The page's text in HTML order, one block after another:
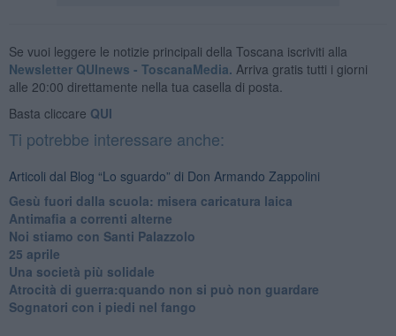
Se vuoi leggere le notizie principali della Toscana iscriviti alla
Newsletter QUInews - ToscanaMedia. Arriva gratis tutti i giorni
alle 20:00 direttamente nella tua casella di posta.
Basta cliccare QUI
Ti potrebbe interessare anche:
Articoli dal Blog “Lo sguardo” di Don Armando Zappolini
Gesù fuori dalla scuola: misera caricatura laica
Antimafia a correnti alterne
Noi stiamo con Santi Palazzolo
25 aprile
​Una società più solidale
​Atrocità di guerra:quando non si può non guardare
​Sognatori con i piedi nel fango